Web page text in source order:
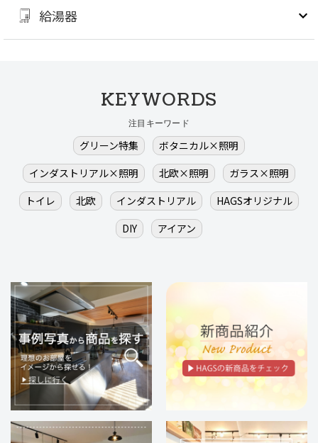
給湯器
KEYWORDS
注目キーワード
グリーン特集
ボタニカル×照明
インダストリアル×照明
北欧×照明
ガラス×照明
トイレ
北欧 インダストリアル
HAGSオリジナル
DIY
アイアン